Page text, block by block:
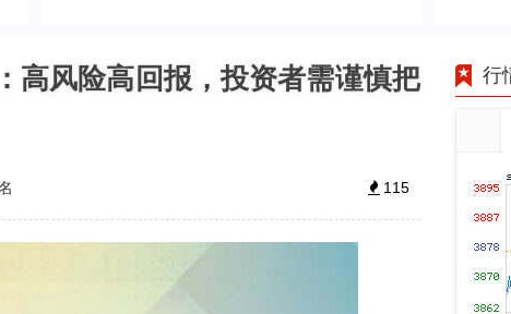
高风险高回报，投资者需谨慎把
115
行